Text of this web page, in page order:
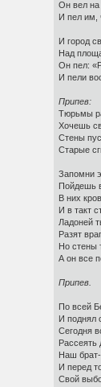
Он вел на
И пел им,
И город
Над
Он пел:
И пели
Припев:
Тюрьмы
Хочешь
Стены
Старые
Запомни
Пойдешь
В них
И в такт
Ладоней
Разят
Но стены
А он все
Припев.
По всей
И поднял
Сегодня
Рассеять
Наш
И перед
Свой